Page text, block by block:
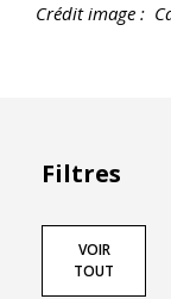
Crédit image :
Filtres
VOIR
TOUT